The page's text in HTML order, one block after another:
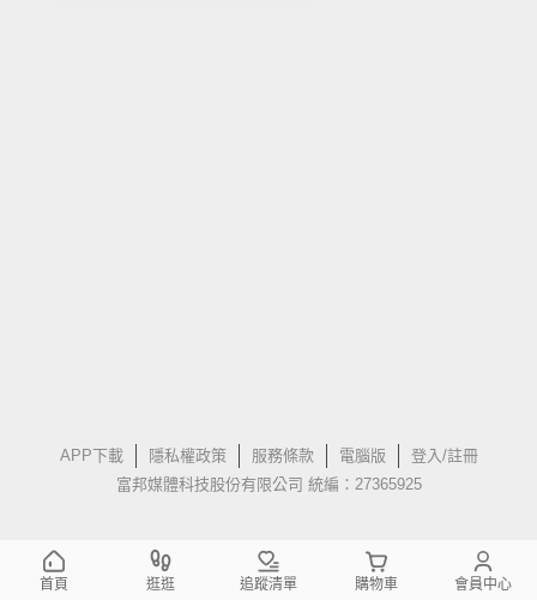
APP下載 隱私權政策 服務條款 電腦版
登入/註冊
富邦媒體科技股份有限公司 統編：27365925
首頁 逛逛 追蹤清單 購物車 會員中心